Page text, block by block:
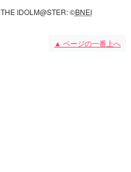
THE IDOLM@STER: ©BNEI
▲ ページの一番上へ